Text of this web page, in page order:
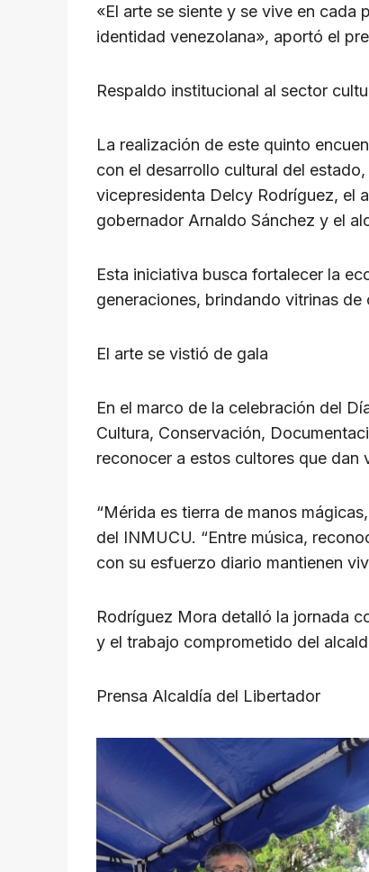
«El arte se siente y se vive en cada
identidad venezolana», aportó el
Respaldo institucional al sector
La realización de este quinto
con el desarrollo cultural del
vicepresidenta Delcy Rodríguez, el
gobernador Arnaldo Sánchez y el
Esta iniciativa busca fortalecer la
generaciones, brindando vitrinas
El arte se vistió de gala
En el marco de la celebración del
Cultura, Conservación,
reconocer a estos cultores que dan
“Mérida es tierra de manos
del INMUCU. “Entre música,
con su esfuerzo diario mantienen
Rodríguez Mora detalló la jornada
y el trabajo comprometido del
Prensa Alcaldía del Libertador